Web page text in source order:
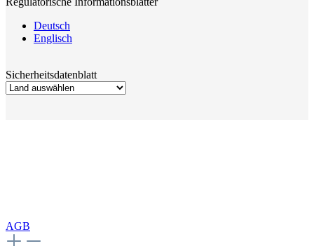
Deutsch
Englisch
Sicherheitsdatenblatt
AGB